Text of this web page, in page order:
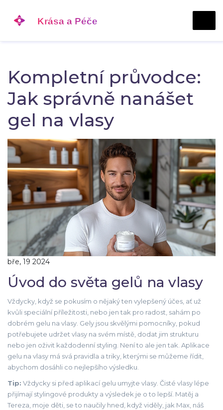
Kompletní průvodce:
Jak správně nanášet
gel na vlasy
bře, 19 2024
Úvod do světa gelů na vlasy
Vždycky, když se pokusím o nějaký ten vylepšený účes, ať už
kvůli speciální příležitosti, nebo jen tak pro radost, sahám po
dobrém gelu na vlasy. Gely jsou skvělými pomocníky, pokud
potřebujete udržet vlasy na svém místě, dodat jim strukturu
nebo jen oživit každodenní styling. Není to ale jen tak. Aplikace
gelu na vlasy má svá pravidla a triky, kterými se můžeme řídit,
abychom dosáhli co nejlepšího výsledku.
Tip: Vždycky si před aplikací gelu umyjte vlasy. Čisté vlasy lépe
přijímají stylingové produkty a výsledek je o to lepší. Matěj a
Tereza, moje děti, se to naučily hned, když viděly, jak Max, náš